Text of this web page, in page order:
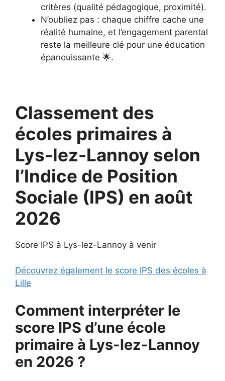
critères (qualité pédagogique, proximité).
N’oubliez pas : chaque chiffre cache une
réalité humaine, et l’engagement parental
reste la meilleure clé pour une éducation
épanouissante 🌟.
Classement des
écoles primaires à
Lys-lez-Lannoy selon
l’Indice de Position
Sociale (IPS) en août
2026
Score IPS à Lys-lez-Lannoy à venir
Découvrez également le score IPS des écoles à
Lille
Comment interpréter le
score IPS d’une école
primaire à Lys-lez-Lannoy
en 2026 ?